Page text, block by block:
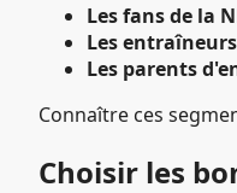
Les fans de la
Les
Les parents
Connaître ces
Choisir les